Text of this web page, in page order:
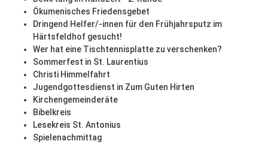
Ökumenisches Friedensgebet
Dringend Helfer/-innen für den Frühjahrsputz im
Härtsfeldhof gesucht!
Wer hat eine Tischtennisplatte zu verschenken?
Sommerfest in St. Laurentius
Christi Himmelfahrt
Jugendgottesdienst in Zum Guten Hirten
Kirchengemeinderäte
Bibelkreis
Lesekreis St. Antonius
Spielenachmittag